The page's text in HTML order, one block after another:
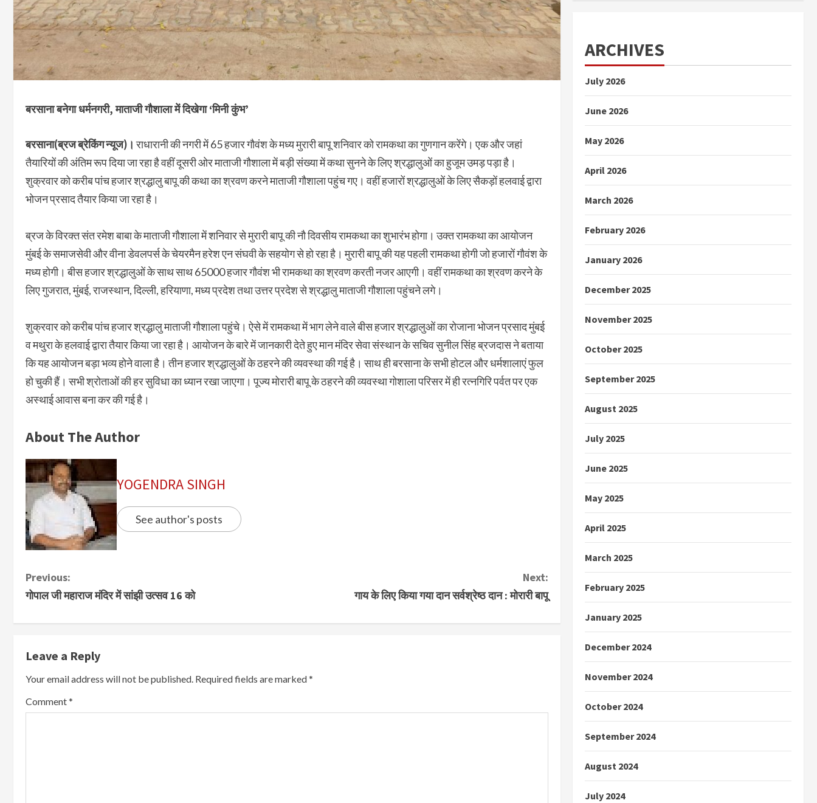
बरसाना बनेगा धर्मनगरी, माताजी गौशाला में दिखेगा ‘मिनी कुंभ’
बरसाना(ब्रज ब्रेकिंग न्यूज)। राधारानी की नगरी में 65 हजार गौवंश के मध्य मुरारी बापू शनिवार को रामकथा का गुणगान करेंगे। एक और जहां
तैयारियों की अंतिम रूप दिया जा रहा है वहीं दूसरी ओर माताजी गौशाला में बड़ी संख्या में कथा सुनने के लिए श्रद्धालुओं का हुजूम उमड़ पड़ा है।
शुक्रवार को करीब पांच हजार श्रद्धालु बापू की कथा का श्रवण करने माताजी गौशाला पहुंच गए। वहीं हजारों श्रद्धालुओं के लिए सैकड़ों हलवाई द्वारा
भोजन प्रसाद तैयार किया जा रहा है।
ब्रज के विरक्त संत रमेश बाबा के माताजी गौशाला में शनिवार से मुरारी बापू की नौ दिवसीय रामकथा का शुभारंभ होगा। उक्त रामकथा का आयोजन
मुंबई के समाजसेवी और वीना डेवलपर्स के चेयरमैन हरेश एन संघवी के सहयोग से हो रहा है। मुरारी बापू की यह पहली रामकथा होगी जो हजारों गौवंश के
मध्य होगी। बीस हजार श्रद्धालुओं के साथ साथ 65000 हजार गौवंश भी रामकथा का श्रवण करती नजर आएगी। वहीं रामकथा का श्रवण करने के
लिए गुजरात, मुंबई, राजस्थान, दिल्ली, हरियाणा, मध्य प्रदेश तथा उत्तर प्रदेश से श्रद्धालु माताजी गौशाला पहुंचने लगे।
शुक्रवार को करीब पांच हजार श्रद्धालु माताजी गौशाला पहुंचे। ऐसे में रामकथा में भाग लेने वाले बीस हजार श्रद्धालुओं का रोजाना भोजन प्रसाद मुंबई
व मथुरा के हलवाई द्वारा तैयार किया जा रहा है। आयोजन के बारे में जानकारी देते हुए मान मंदिर सेवा संस्थान के सचिव सुनील सिंह ब्रजदास ने बताया
कि यह आयोजन बड़ा भव्य होने वाला है। तीन हजार श्रद्धालुओं के ठहरने की व्यवस्था की गई है। साथ ही बरसाना के सभी होटल और धर्मशालाएं फुल
हो चुकी हैं। सभी श्रोताओं की हर सुविधा का ध्यान रखा जाएगा। पूज्य मोरारी बापू के ठहरने की व्यवस्था गोशाला परिसर में ही रत्नगिरि पर्वत पर एक
अस्थाई आवास बना कर की गई है।
About The Author
YOGENDRA SINGH
See author's posts
Previous:
गोपाल जी महाराज मंदिर में सांझी उत्सव 16 को
Next:
गाय के लिए किया गया दान सर्वश्रेष्ठ दान : मोरारी बापू
Leave a Reply
Your email address will not be published. Required fields are marked*
Comment*
ARCHIVES
July 2026
June 2026
May 2026
April 2026
March 2026
February 2026
January 2026
December 2025
November 2025
October 2025
September 2025
August 2025
July 2025
June 2025
May 2025
April 2025
March 2025
February 2025
January 2025
December 2024
November 2024
October 2024
September 2024
August 2024
July 2024